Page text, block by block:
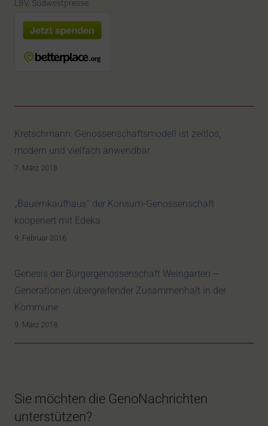
LBV, Südwestpresse
Kretschmann: Genossenschaftsmodell ist zeitlos,
modern und vielfach anwendbar
7. März 2018
„Bauernkaufhaus“ der Konsum-Genossenschaft
kooperiert mit Edeka
9. Februar 2016
Genesis der Bürgergenossenschaft Weingarten –
Generationen übergreifender Zusammenhalt in der
Kommune
9. März 2018
Sie möchten die GenoNachrichten
unterstützen?